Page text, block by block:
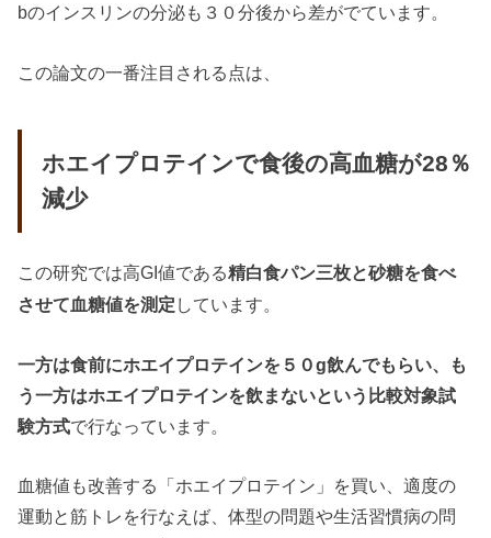
bのインスリンの分泌も３０分後から差がでています。
この論文の一番注目される点は、
ホエイプロテインで食後の高血糖が28％
減少
この研究では高GI値である精白食パン三枚と砂糖を食べ
させて血糖値を測定 しています。
一方は食前にホエイプロテインを５０g飲んでもらい、も
う一方はホエイプロテインを飲まないという比較対象試
験方式で行なっています。
血糖値も改善する「ホエイプロテイン」を買い、適度の
運動と筋トレを行なえば、体型の問題や生活習慣病の問